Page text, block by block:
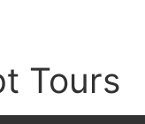
Tours